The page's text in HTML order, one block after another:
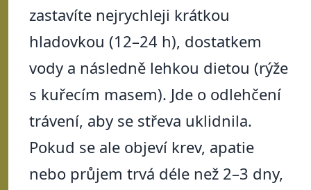
zastavíte nejrychleji krátkou
hladovkou (12–24 h), dostatkem
vody a následně lehkou dietou (rýže
s kuřecím masem). Jde o odlehčení
trávení, aby se střeva uklidnila.
Pokud se ale objeví krev, apatie
nebo průjem trvá déle než 2–3 dny,